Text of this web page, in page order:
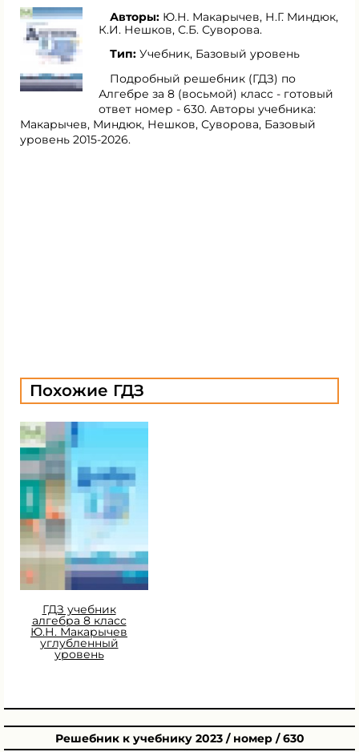
Авторы: Ю.Н. Макарычев, Н.Г. Миндюк,
К.И. Нешков, С.Б. Суворова.
Тип: Учебник, Базовый уровень
Подробный решебник (ГДЗ) по
Алгебре за 8 (восьмой) класс - готовый
ответ номер - 630. Авторы учебника:
Макарычев, Миндюк, Нешков, Суворова, Базовый
уровень 2015-2026.
Похожие ГДЗ
ГДЗ учебник
алгебра 8 класс
Ю.Н. Макарычев
углубленный
уровень
Решебник к учебнику 2023 / номер / 630